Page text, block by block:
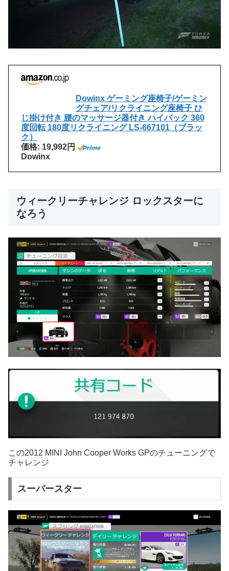
Dowinx ゲーミング座椅子/ゲーミン
グチェア/リクライニング座椅子 ひ
じ掛け付き 腰のマッサージ器付き ハイバック 360
度回転 180度リクライニング LS-667101（ブラッ
ク）
価格: 19,992円
Dowinx
ウィークリーチャレンジ ロックスターに
なろう
この2012 MINI John Cooper Works GPのチューニングで
チャレンジ
スーパースター